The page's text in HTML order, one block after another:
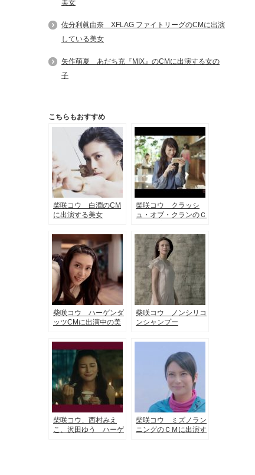
美女
佐分利眞由奈 XFLAG ファイトリーグのCMに出演
している美女
矢作萌夏 あだち充『MIX』のCMに出演する女の
子
こちらもおすすめ
柴咲コウ 白潤のCM
に出演する美女
柴咲コウ クラッシ
ュ・オブ・クランのＣ
する美女
柴咲コウ ハーゲンダ
ッツCMに出演中の美
柴咲コウ ノンシリコ
ンシャンプー
テ）のCMに出演する
柴咲コウ、西村みえ
こ、沢田ゆう ハーゲ
柴咲コウ ミズノラン
ニングのＣＭに出演す